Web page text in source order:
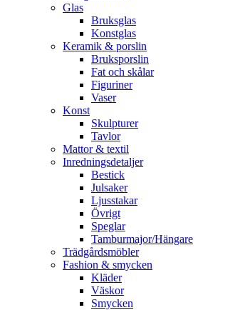
Glas
Bruksglas
Konstglas
Keramik & porslin
Bruksporslin
Fat och skålar
Figuriner
Vaser
Konst
Skulpturer
Tavlor
Mattor & textil
Inredningsdetaljer
Bestick
Julsaker
Ljusstakar
Övrigt
Speglar
Tamburmajor/Hängare
Trädgårdsmöbler
Fashion & smycken
Kläder
Väskor
Smycken